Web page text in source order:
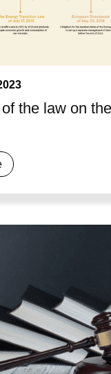
the law on